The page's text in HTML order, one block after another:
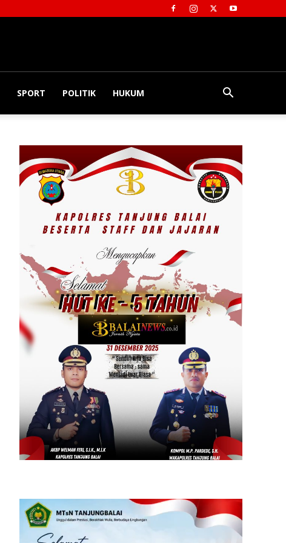
SPORT POLITIK HUKUM